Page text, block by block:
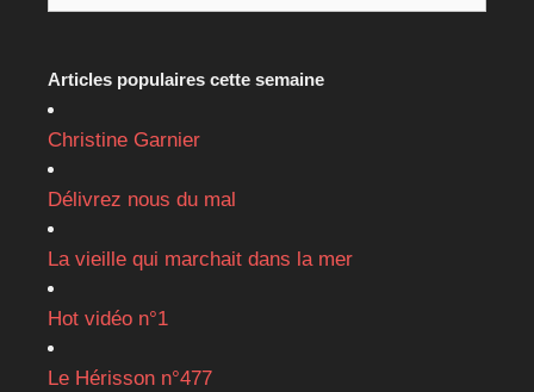
Articles populaires cette semaine
Christine Garnier
Délivrez nous du mal
La vieille qui marchait dans la mer
Hot vidéo n°1
Le Hérisson n°477